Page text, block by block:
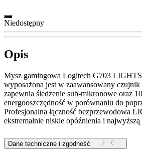
Niedostępny
Opis
Mysz gamingowa Logitech G703
wyposażona jest w zaawansowany
zapewnia śledzenie sub-mikronowe oraz
energooszczędność w porównaniu do
Profesjonalna łączność bezprzewodowa
ekstremalnie niskie opóźnienia i
Dane techniczne i zgodność